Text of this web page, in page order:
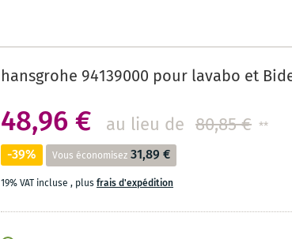
hansgrohe 94139000 pour lavabo et
48,96 € au lieu de 80,85 € **
-39% Vous économisez 31,89 €
19% VAT incluse , plusfrais d'expédition